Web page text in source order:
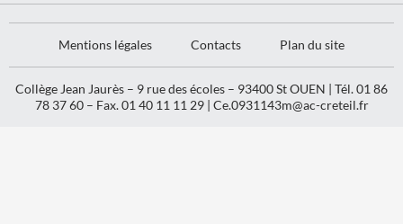
Mentions légales Contacts Plan du site
Collège Jean Jaurès – 9 rue des écoles – 93400 St OUEN | Tél. 01 86
78 37 60 – Fax. 01 40 11 11 29 | Ce.0931143m@ac-creteil.fr